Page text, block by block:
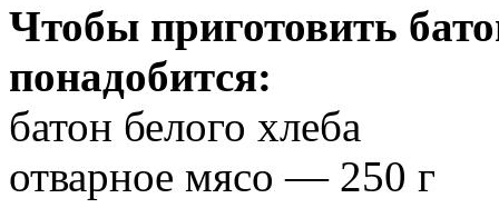
Чтобы приготовить
понадобится:
батон белого хлеба
отварное мясо — 250 г